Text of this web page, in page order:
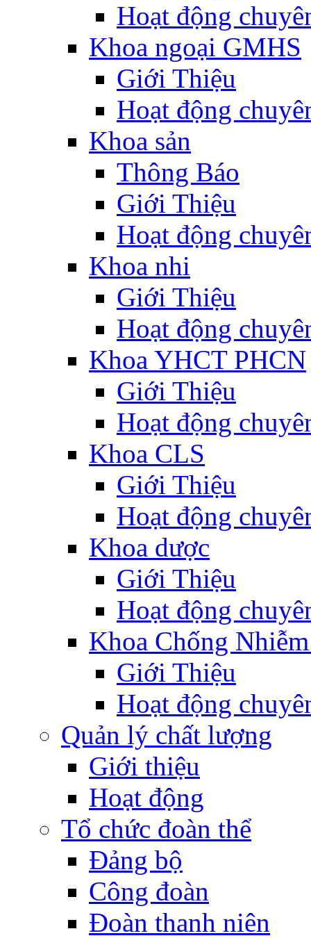
Hoạt động
Khoa ngoại GMHS
Giới Thiệu
Hoạt động
Khoa sản
Thông Báo
Giới Thiệu
Hoạt động
Khoa nhi
Giới Thiệu
Hoạt động
Khoa YHCT PHCN
Giới Thiệu
Hoạt động
Khoa CLS
Giới Thiệu
Hoạt động
Khoa dược
Giới Thiệu
Hoạt động
Khoa Chống
Giới Thiệu
Hoạt động
Quản lý chất lượng
Giới thiệu
Hoạt động
Tổ chức đoàn thể
Đảng bộ
Công đoàn
Đoàn thanh niên